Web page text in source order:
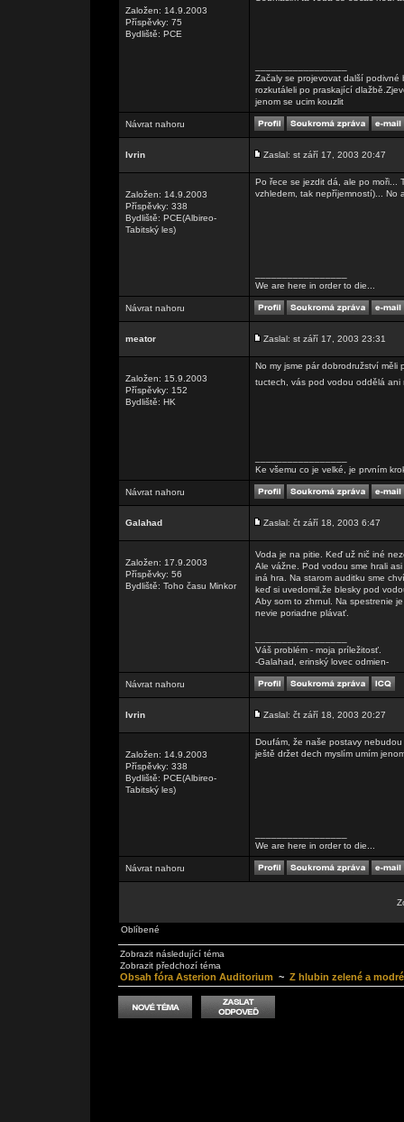
Založen: 14.9.2003
Příspěvky: 75
Bydliště: PCE
Začaly se projevovat další podivné
rozkutáleli po praskající
jenom se ucim kouzlit
Návrat nahoru
Ivrin Zaslal: st září 17, 2003 20:47
Založen: 14.9.2003
Příspěvky: 338
Bydliště: PCE(Albireo-
Tabitský les)
Po řece se jezdit dá, ale po moři...
vzhledem, tak nepříjemností)... No
We are here in order to die...
Návrat nahoru
meator Zaslal: st září 17, 2003 23:31
Založen: 15.9.2003
Příspěvky: 152
Bydliště: HK
No my jsme pár dobrodružství
tuctech, vás pod vodou oddělá
Ke všemu co je velké, je prvním
Návrat nahoru
Galahad Zaslal: čt září 18, 2003 6:47
Založen: 17.9.2003
Příspěvky: 56
Bydliště: Toho času Minkor
Voda je na pitie. Keď už nič iné
Ale vážne. Pod vodou sme hrali
iná hra. Na starom auditku sme
keď si uvedomil,že blesky pod
Aby som to zhrnul. Na spestrenie
nevie poriadne plávať.
Váš problém - moja príležitosť.
-Galahad, erinský lovec odmien-
Návrat nahoru
Ivrin Zaslal: čt září 18, 2003 20:27
Založen: 14.9.2003
Příspěvky: 338
Bydliště: PCE(Albireo-
Tabitský les)
Doufám, že naše postavy
ještě držet dech myslím umím
We are here in order to die...
Návrat nahoru
Oblíbené
Zobrazit následující téma
Zobrazit předchozí téma
Obsah fóra Asterion Auditorium ~ Z hlubin zelené a modré